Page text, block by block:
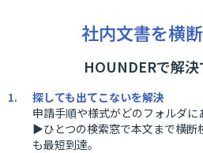
社内文書を横
HOUNDERで解決
探しても出てこないを解決
申請手順や様式がどのフォルダに
▶ひとつの検索窓で本文まで横断
も最短到達。